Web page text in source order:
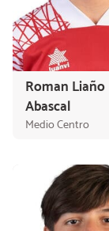
Roman Liaño
Abascal
Medio Centro